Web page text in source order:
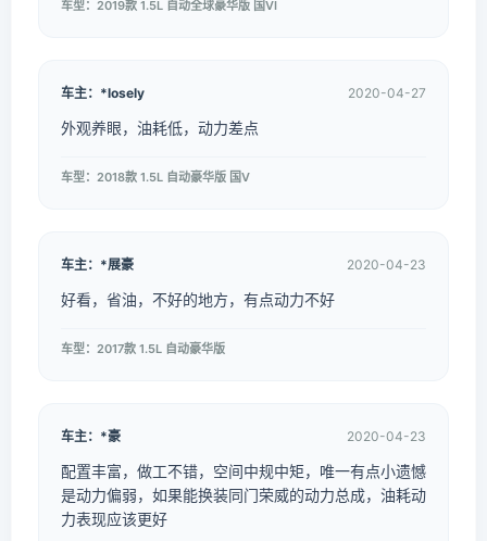
车型：2019款 1.5L 自动全球豪华版 国VI
车主：*losely 2020-04-27
外观养眼，油耗低，动力差点
车型：2018款 1.5L 自动豪华版 国V
车主：*展豪 2020-04-23
好看，省油，不好的地方，有点动力不好
车型：2017款 1.5L 自动豪华版
车主：*豪 2020-04-23
配置丰富，做工不错，空间中规中矩，唯一有点小遗憾
是动力偏弱，如果能换装同门荣威的动力总成，油耗动
力表现应该更好